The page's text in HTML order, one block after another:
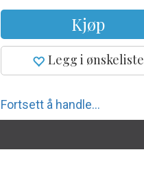
Kjøp
Legg i ønskeliste
Fortsett å handle...